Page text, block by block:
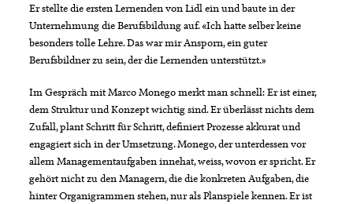
Er stellte die ersten Lernenden von Lidl ein und baute in der
Unternehmung die Berufsbildung auf. «Ich hatte selber keine
besonders tolle Lehre. Das war mir Ansporn, ein guter
Berufsbildner zu sein, der die Lernenden unterstützt.»
Im Gespräch mit Marco Monego merkt man schnell: Er ist einer,
dem Struktur und Konzept wichtig sind. Er überlässt nichts dem
Zufall, plant Schritt für Schritt, definiert Prozesse akkurat und
engagiert sich in der Umsetzung. Monego, der unterdessen vor
allem Managementaufgaben innehat, weiss, wovon er spricht. Er
gehört nicht zu den Managern, die die konkreten Aufgaben, die
hinter Organigrammen stehen, nur als Planspiele kennen. Er ist